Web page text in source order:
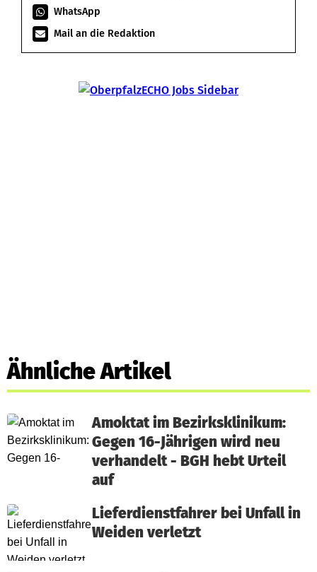
WhatsApp
Mail an die Redaktion
Ähnliche Artikel
Amoktat im Bezirksklinikum:
Gegen 16-Jährigen wird neu
verhandelt - BGH hebt Urteil
auf
Lieferdienstfahrer bei Unfall in
Weiden verletzt